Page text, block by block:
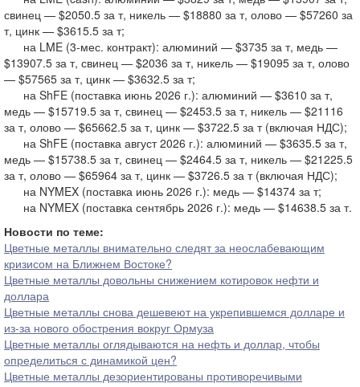
свинец — $2050.5 за т, никель — $18880 за т, олово — $57260 за
т, цинк — $3615.5 за т;
на LME (3-мес. контракт): алюминий — $3735 за т, медь —
$13907.5 за т, свинец — $2036 за т, никель — $19095 за т, олово
— $57565 за т, цинк — $3632.5 за т;
на ShFE (поставка июнь 2026 г.): алюминий — $3610 за т,
медь — $15719.5 за т, свинец — $2453.5 за т, никель — $21116
за т, олово — $65662.5 за т, цинк — $3722.5 за т (включая НДС);
на ShFE (поставка август 2026 г.): алюминий — $3635.5 за т,
медь — $15738.5 за т, свинец — $2464.5 за т, никель — $21225.5
за т, олово — $65964 за т, цинк — $3726.5 за т (включая НДС);
на NYMEX (поставка июнь 2026 г.): медь — $14374 за т;
на NYMEX (поставка сентябрь 2026 г.): медь — $14638.5 за т.
Новости по теме:
Цветные металлы внимательно следят за неослабевающим
кризисом на Ближнем Востоке?
Цветные металлы довольны снижением котировок нефти и
доллара
Цветные металлы снова дешевеют на укрепившемся долларе и
из-за нового обострения вокруг Ормуза
Цветные металлы оглядываются на нефть и доллар, чтобы
определиться с динамикой цен?
Цветные металлы дезориентированы противоречивыми